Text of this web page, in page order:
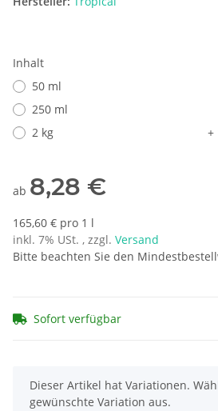
Inhalt
50 ml
250 ml
2 kg
+
ab 8,28 €
165,60 € pro 1 l
inkl. 7% USt. , zzgl. Versand
Bitte beachten Sie den
Sofort verfügbar
x
Dieser Artikel hat Variationen.
gewünschte Variation aus.